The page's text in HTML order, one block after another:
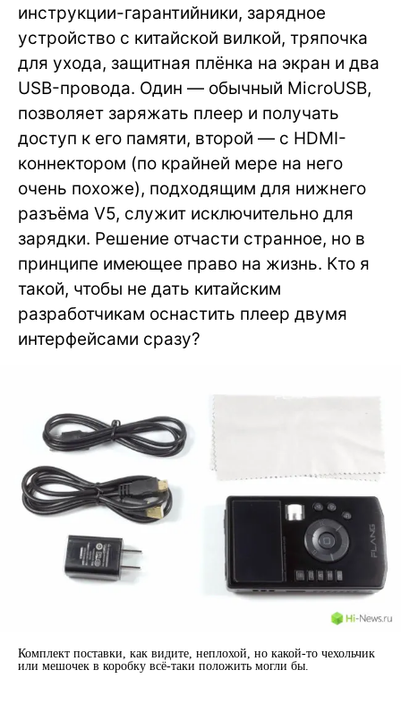
инструкции-гарантийники, зарядное
устройство с китайской вилкой, тряпочка
для ухода, защитная плёнка на экран и два
USB-провода. Один — обычный MicroUSB,
позволяет заряжать плеер и получать
доступ к его памяти, второй — с HDMI-
коннектором (по крайней мере на него
очень похоже), подходящим для нижнего
разъёма V5, служит исключительно для
зарядки. Решение отчасти странное, но в
принципе имеющее право на жизнь. Кто я
такой, чтобы не дать китайским
разработчикам оснастить плеер двумя
интерфейсами сразу?
Комплект поставки, как видите, неплохой, но какой-то чехольчик
или мешочек в коробку всё-таки положить могли бы.